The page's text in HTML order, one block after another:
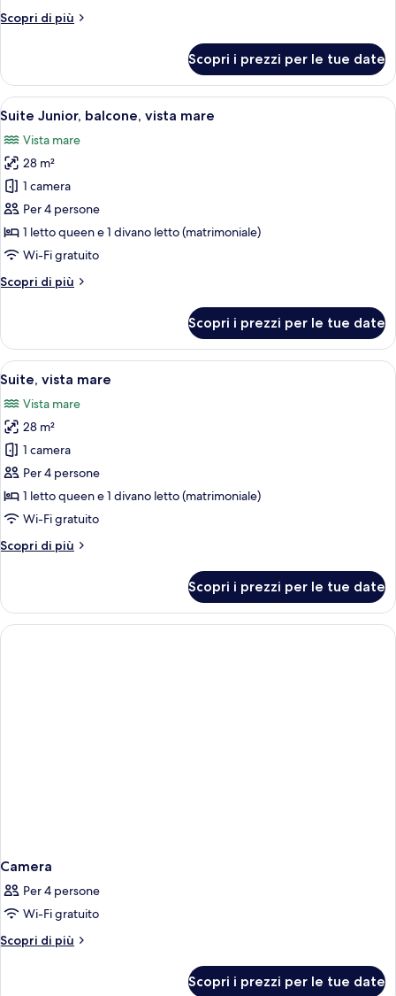
mare
Scopri di più
Altri
doppia,
balcone,
vista
Scopri i prezzi per le tue date
Apri
tutte
le
foto
per
Suite
Junior,
balcone,
mare
Camera d'albergo moderna con un
5
Suite Junior, balcone, vista mare
Vista mare
28 m²
1 camera
Per 4 persone
1 letto queen e 1 divano letto (matrimoniale)
Wi-Fi gratuito
Scopri di più
Altri
Junior,
balcone,
vista
Scopri i prezzi per le tue date
Apri
tutte
le
foto
per
Suite,
vista
mare
Una moderna camera d'albergo con
4
Suite, vista mare
Vista mare
28 m²
1 camera
Per 4 persone
1 letto queen e 1 divano letto (matrimoniale)
Wi-Fi gratuito
Scopri di più
Altri
vista
mare
Scopri i prezzi per le tue date
Camera
Per 4 persone
Wi-Fi gratuito
Scopri di più
Altri
Scopri i prezzi per le tue date